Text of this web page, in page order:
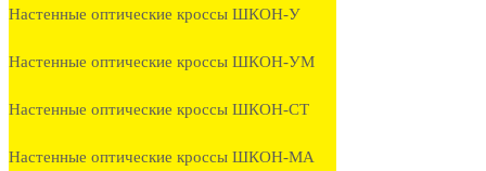
Настенные оптические кроссы ШКОН-У
Настенные оптические кроссы ШКОН-УМ
Настенные оптические кроссы ШКОН-СТ
Настенные оптические кроссы ШКОН-МА